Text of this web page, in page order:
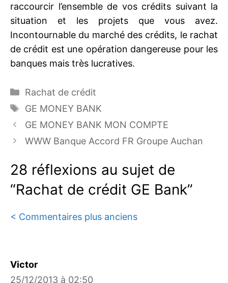
raccourcir l’ensemble de vos crédits suivant la
situation et les projets que vous avez.
Incontournable du marché des crédits, le rachat
de crédit est une opération dangereuse pour les
banques mais très lucratives.
Catégories
Rachat de crédit
Étiquettes
GE MONEY BANK
GE MONEY BANK MON COMPTE
WWW Banque Accord FR Groupe Auchan
28 réflexions au sujet de
“Rachat de crédit GE Bank”
Navigation
commentaires
< Commentaires plus anciens
Victor
25/12/2013 à 02:50